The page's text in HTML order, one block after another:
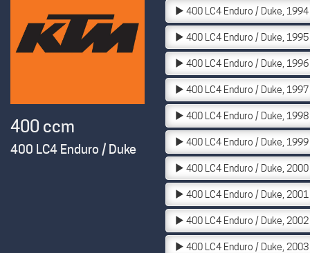
400 ccm
400 LC4 Enduro / Duke
400 LC4 Enduro / Duke, 1994
400 LC4 Enduro / Duke, 1995
400 LC4 Enduro / Duke, 1996
400 LC4 Enduro / Duke, 1997
400 LC4 Enduro / Duke, 1998
400 LC4 Enduro / Duke, 1999
400 LC4 Enduro / Duke, 2000
400 LC4 Enduro / Duke, 2001
400 LC4 Enduro / Duke, 2002
400 LC4 Enduro / Duke, 2003